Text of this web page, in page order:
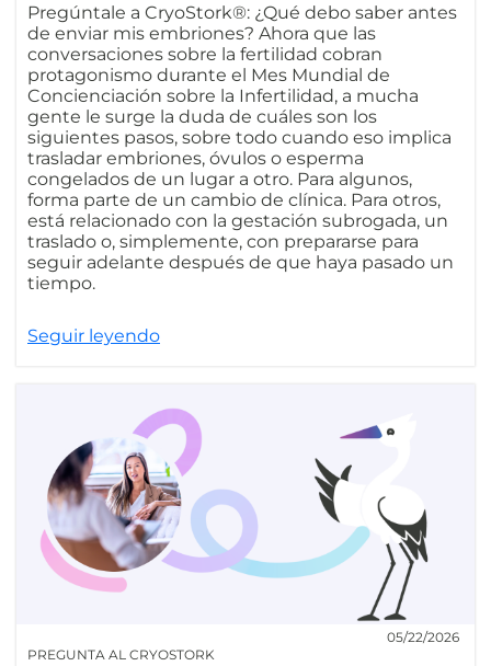
Pregúntale a CryoStork®: ¿Qué debo saber antes
de enviar mis embriones? Ahora que las
conversaciones sobre la fertilidad cobran
protagonismo durante el Mes Mundial de
Concienciación sobre la Infertilidad, a mucha
gente le surge la duda de cuáles son los
siguientes pasos, sobre todo cuando eso implica
trasladar embriones, óvulos o esperma
congelados de un lugar a otro. Para algunos,
forma parte de un cambio de clínica. Para otros,
está relacionado con la gestación subrogada, un
traslado o, simplemente, con prepararse para
seguir adelante después de que haya pasado un
tiempo.
Seguir leyendo
PREGUNTA AL CRYOSTORK
05/22/2026